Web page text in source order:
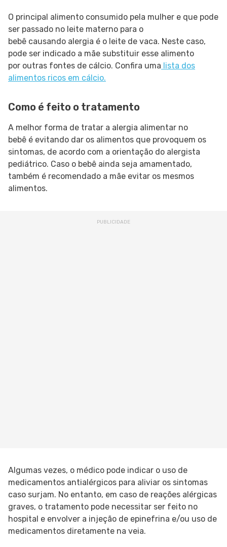
O principal alimento consumido pela mulher e que pode
ser passado no leite materno para o
bebê causando alergia é o leite de vaca. Neste caso,
pode ser indicado a mãe substituir esse alimento
por outras fontes de cálcio. Confira uma lista dos
alimentos ricos em cálcio.
Como é feito o tratamento
A melhor forma de tratar a alergia alimentar no
bebê é evitando dar os alimentos que provoquem os
sintomas, de acordo com a orientação do alergista
pediátrico. Caso o bebê ainda seja amamentado,
também é recomendado a mãe evitar os mesmos
alimentos.
Algumas vezes, o médico pode indicar o uso de
medicamentos antialérgicos para aliviar os sintomas
caso surjam. No entanto, em caso de reações alérgicas
graves, o tratamento pode necessitar ser feito no
hospital e envolver a injeção de epinefrina e/ou uso de
medicamentos diretamente na veia.